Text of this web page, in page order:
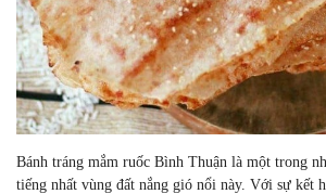
Bánh tráng mắm ruốc Bình Thuận là một trong
tiếng nhất vùng đất nắng gió nổi này. Với sự kết